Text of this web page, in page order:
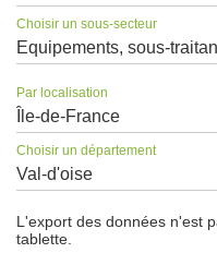
Choisir un sous-secteur
Equipements, sous-
Par localisation
Île-de-France
Choisir un département
Val-d'oise
L'export des données n'est
tablette.